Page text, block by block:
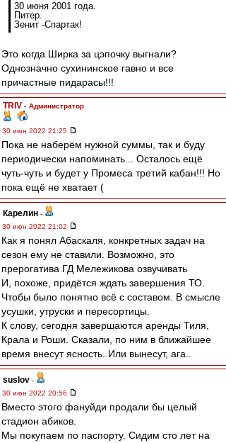
30 июня 2001 года.
Питер.
Зенит -Спартак!
Это когда Ширка за цэпочку выгнали?
Однозначно сухининское гавно и все
причастные пидарасы!!!
TRIV - Администратор
30 июн 2022 21:25
Пока не наберём нужной суммы, так и буду
периодически напоминать... Осталось ещё
чуть-чуть и будет у Промеса третий кабан!!! Но
пока ещё не хватает (
Карелин -
30 июн 2022 21:02
Как я понял Абаскаля, конкретных задач на
сезон ему не ставили. Возможно, это
прерогатива ГД Мележикова озвучивать
И, похоже, придётся ждать завершения ТО.
Чтобы было понятно всё с составом. В смысле
усушки, утруски и пересортицы.
К слову, сегодня завершаются аренды Тиля,
Крала и Роши. Сказали, по ним в ближайшее
время внесут ясность. Или вынесут, ага..
suslov -
30 июн 2022 20:56
Вместо этого фануйди продали бы целый
стадион абиков.
Мы покупаем по паспорту. Сидим сто лет на